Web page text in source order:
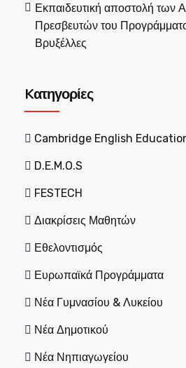
Εκπαιδευτική αποστολή των
Πρεσβευτών του
Βρυξέλλες
Kατηγορίες
Cambridge English
D.E.M.O.S
FESTECH
Διακρίσεις Μαθητών
Εθελοντισμός
Ευρωπαϊκά Προγράμματα
Νέα Γυμνασίου & Λυκείου
Νέα Δημοτικού
Νέα Νηπιαγωγείου